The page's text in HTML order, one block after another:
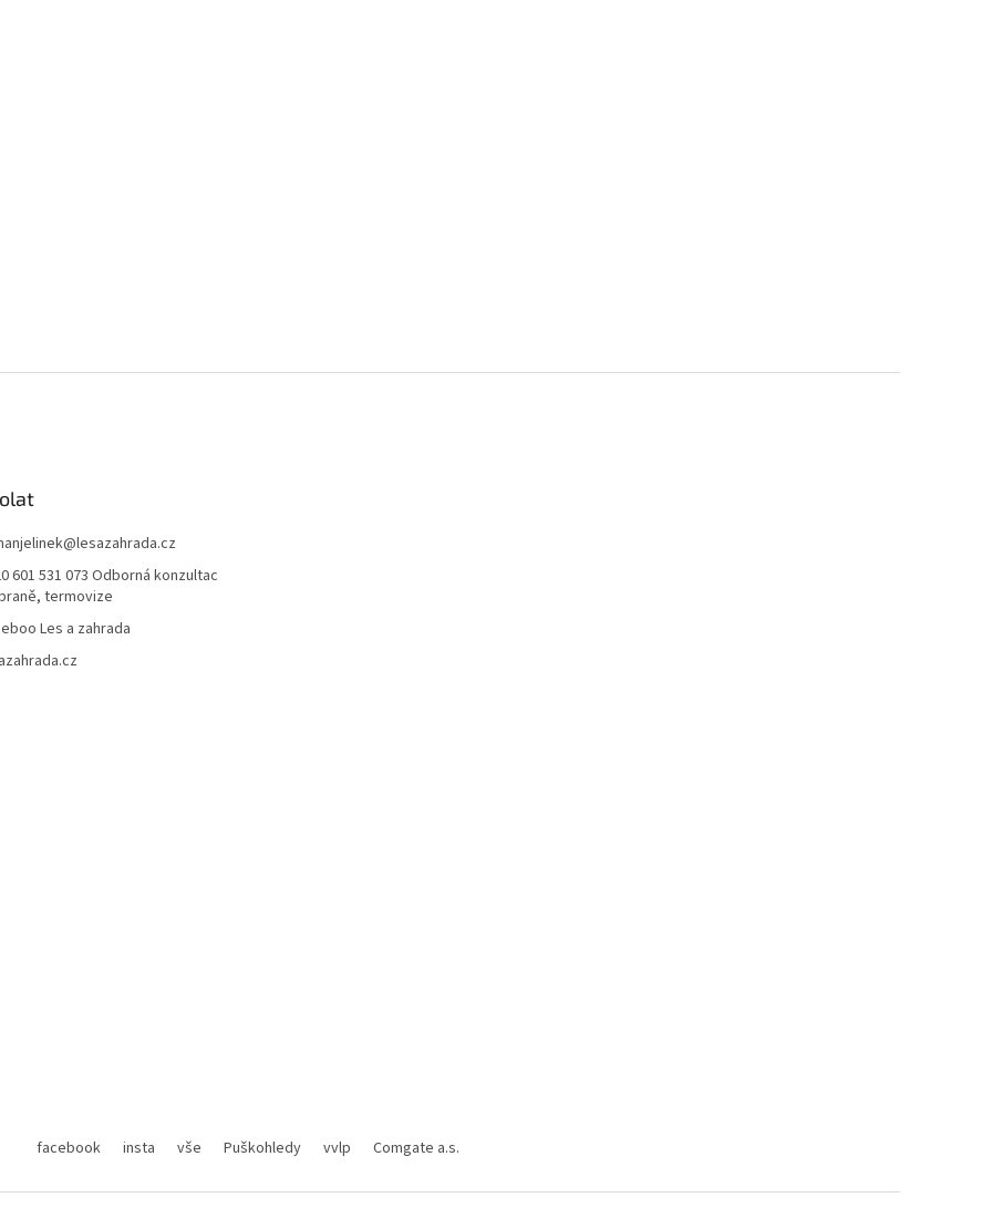
@lesazahrada.cz
601 531 073 Odborná konzultac
termovize
Les a zahrada
facebook insta vše Puškohledy vvlp Comgate a.s.